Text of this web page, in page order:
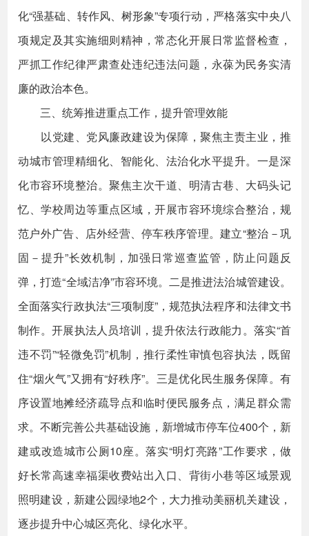
化“强基础、转作风、树形象”专项行动，严格落实中央八
项规定及其实施细则精神，常态化开展日常监督检查，
严抓工作纪律严肃查处违纪违法问题，永葆为民务实清
廉的政治本色。
三、统筹推进重点工作，提升管理效能
以党建、党风廉政建设为保障，聚焦主责主业，推
动城市管理精细化、智能化、法治化水平提升。一是深
化市容环境整治。聚焦主次干道、明清古巷、大码头记
忆、学校周边等重点区域，开展市容环境综合整治，规
范户外广告、店外经营、停车秩序管理。建立“整治－巩
固－提升”长效机制，加强日常巡查监管，防止问题反
弹，打造“全域洁净”市容环境。二是推进法治城管建设。
全面落实行政执法“三项制度”，规范执法程序和法律文书
制作。开展执法人员培训，提升依法行政能力。落实“首
违不罚”“轻微免罚”机制，推行柔性审慎包容执法，既留
住“烟火气”又拥有“好秩序”。三是优化民生服务保障。有
序设置地摊经济疏导点和临时便民服务点，满足群众需
求。不断完善公共基础设施，新增城市停车位400个，新
建或改造城市公厕10座。落实“明灯亮路”工作要求，做
好长常高速幸福渠收费站出入口、背街小巷等区域景观
照明建设，新建公园绿地2个，大力推动美丽机关建设，
逐步提升中心城区亮化、绿化水平。